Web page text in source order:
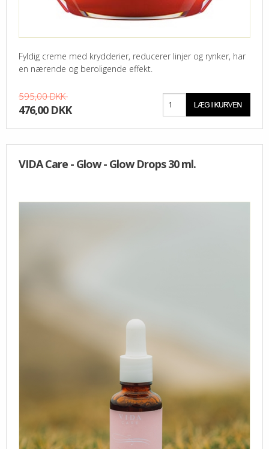
Fyldig creme med krydderier, reducerer linjer og rynker, har
en nærende og beroligende effekt.
595,00 DKK
476,00 DKK
VIDA Care - Glow - Glow Drops 30 ml.